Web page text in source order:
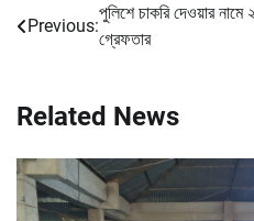
Post
navigation
Previous:
পুলিশে চাকরি দেওয়ার নামে
গ্রেফতার
Related News